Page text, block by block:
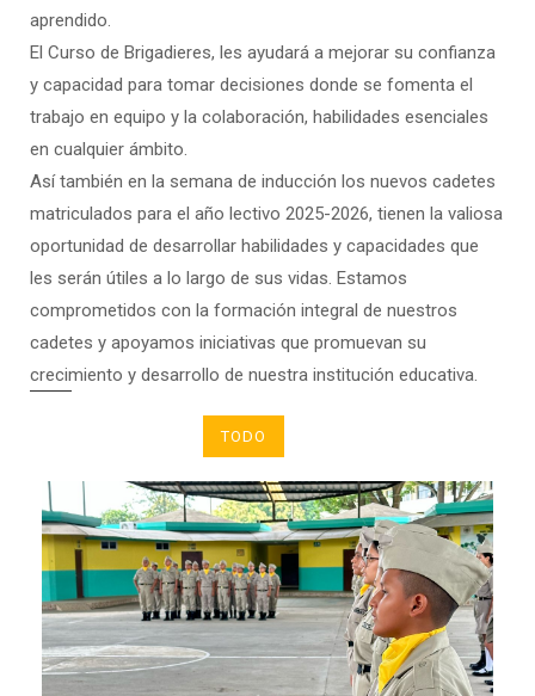
aprendido.
El Curso de Brigadieres, les ayudará a mejorar su confianza
y capacidad para tomar decisiones donde se fomenta el
trabajo en equipo y la colaboración, habilidades esenciales
en cualquier ámbito.
Así también en la semana de inducción los nuevos cadetes
matriculados para el año lectivo 2025-2026, tienen la valiosa
oportunidad de desarrollar habilidades y capacidades que
les serán útiles a lo largo de sus vidas. Estamos
comprometidos con la formación integral de nuestros
cadetes y apoyamos iniciativas que promuevan su
crecimiento y desarrollo de nuestra institución educativa.
TODO